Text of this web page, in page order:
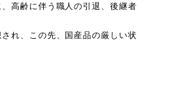
高齢に伴う職人の引退、後継者
れ、この先、国産品の厳しい状